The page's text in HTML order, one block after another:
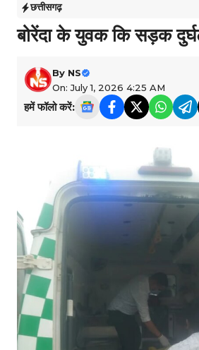
छत्तीसगढ़
बोरेंदा के युवक कि सड़क
By NS
On: July 1, 2026 4:25 AM
हमें फॉलो करें: